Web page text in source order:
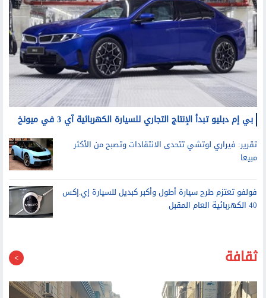
بي إم دبليو تبدأ الإنتاج التجاري للسيارة الكهربائية آي 3 في ميونخ
تقرير: فيراري لوتشي تتحدى الانتقادات وتصبح من الأكثر
مبيعا
فولفو تعتزم طرح سيارة أطول وأكبر كبديل للسيارة إي.إكس
40 الكهربائية العام المقبل
ثقافة